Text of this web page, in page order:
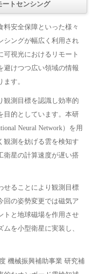
ートセンシング
料安全保障といった様々
シングが幅広く利用され
可視光におけるリモート
避けつつ広い領域の情報
す。
観測目標を認識し効率的
目的としています。本研
Neural Network）を用
観測を妨げる雲を検知す
衛星の計算速度が遅い搭
せることにより観測目標
回の姿勢変更では磁気ア
トと地球磁場を作用させ
を小型衛星に実装し、
機械振興補助事業 研究補